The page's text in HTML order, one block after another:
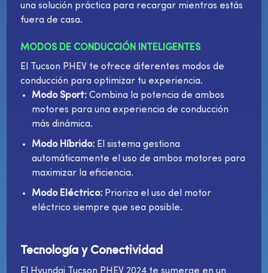
una solución práctica para recargar mientras estás
fuera de casa.
MODOS DE CONDUCCIÓN INTELIGENTES
El Tucson PHEV te ofrece diferentes modos de
conducción para optimizar tu experiencia.
Modo Sport:Combina la potencia de ambos
motores para una experiencia de conducción
más dinámica.
Modo Híbrido:El sistema gestiona
automáticamente el uso de ambos motores para
maximizar la eficiencia.
Modo Eléctrico:Prioriza el uso del motor
eléctrico siempre que sea posible.
Tecnología y Conectividad